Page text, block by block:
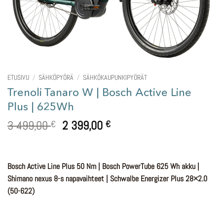
ETUSIVU / SÄHKÖPYÖRÄ / SÄHKÖKAUPUNKIPYÖRÄT
Trenoli Tanaro W | Bosch Active Line
Plus | 625Wh
3 499,00€ Alkuperäinen
3
499,00 €.
2 399,00€Nykyinen
399,00 €.
Bosch Active Line Plus 50 Nm | Bosch PowerTube 625 Wh akku |
Shimano nexus 8-s napavaihteet | Schwalbe Energizer Plus 28×2.0
(50-622)